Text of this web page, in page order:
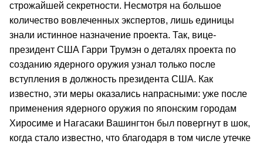
строжайшей секретности. Несмотря на большое
количество вовлеченных экспертов, лишь единицы
знали истинное назначение проекта. Так, вице-
президент США Гарри Трумэн о деталях проекта по
созданию ядерного оружия узнал только после
вступления в должность президента США. Как
известно, эти меры оказались напрасными: уже после
применения ядерного оружия по японским городам
Хиросиме и Нагасаки Вашингтон был повергнут в шок,
когда стало известно, что благодаря в том числе утечке